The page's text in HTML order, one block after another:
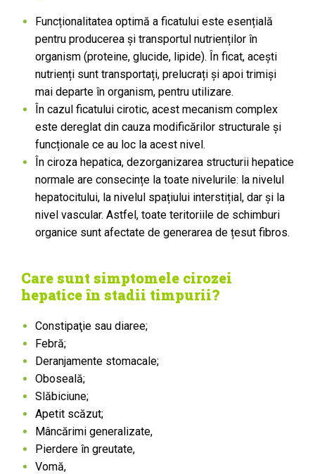
Funcționalitatea optimă a ficatului este esențială
pentru producerea și transportul nutrienților în
organism (proteine, glucide, lipide). În ficat, acești
nutrienți sunt transportați, prelucrați și apoi trimiși
mai departe în organism, pentru utilizare.
În cazul ficatului cirotic, acest mecanism complex
este dereglat din cauza modificărilor structurale și
funcționale ce au loc la acest nivel.
În ciroza hepatica, dezorganizarea structurii hepatice
normale are consecințe la toate nivelurile: la nivelul
hepatocitului, la nivelul spațiului interstițial, dar și la
nivel vascular. Astfel, toate teritoriile de schimburi
organice sunt afectate de generarea de țesut fibros.
Care sunt simptomele cirozei
hepatice în stadii timpurii?
Constipaţie sau diaree;
Febră;
Deranjamente sto­macale;
Oboseală;
Slăbiciune;
Apetit scăzut;
Mâncărimi gene­ralizate,
Pierdere în greutate,
Vomă,